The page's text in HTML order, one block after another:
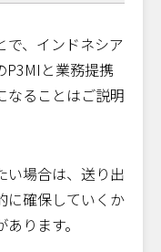
で、インドネシア
P3MIと業務提携
なることはご説明
い場合は、送り出
に確保していくか
ります。